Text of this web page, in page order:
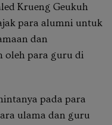
Krueng Geukuh
para alumni untuk
dan
oleh para guru di
pada para
ulama dan guru